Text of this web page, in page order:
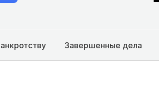
Завершенные дела